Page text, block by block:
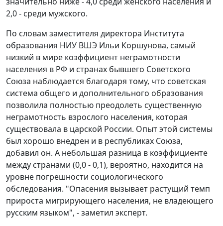
2,0 - среди мужского.
По словам заместителя директора Института
образования НИУ ВШЭ Ильи Коршунова, самый
низкий в мире коэффициент неграмотности
населения в РФ и странах бывшего Советского
Союза наблюдается благодаря тому, что советская
система общего и дополнительного образования
позволила полностью преодолеть существенную
неграмотность взрослого населения, которая
существовала в царской России. Опыт этой системы
был хорошо внедрен и в республиках Союза,
добавил он. А небольшая разница в коэффициенте
между странами (0,0 - 0,1), вероятно, находится на
уровне погрешности социологического
обследования. "Опасения вызывает растущий темп
прироста мигрирующего населения, не владеющего
русским языком", - заметил эксперт.